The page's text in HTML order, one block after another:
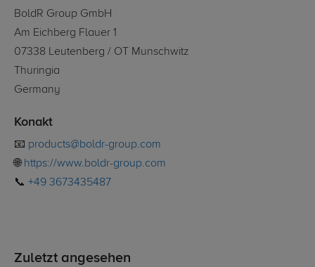
BoldR Group GmbH
Am Eichberg Flauer 1
07338 Leutenberg / OT Munschwitz
Thuringia
Germany
Konakt
📧 products@boldr-group.com
🌐 https://www.boldr-group.com
📞 +49 3673435487
Zuletzt angesehen